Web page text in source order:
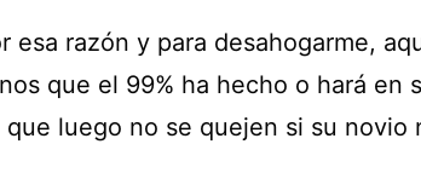
esa razón y para desahogarme,
que el 99% ha hecho o hará en
que luego no se quejen si su novio